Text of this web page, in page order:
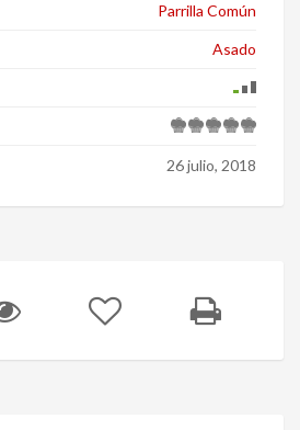
Parrilla Común
Asado
26 julio, 2018